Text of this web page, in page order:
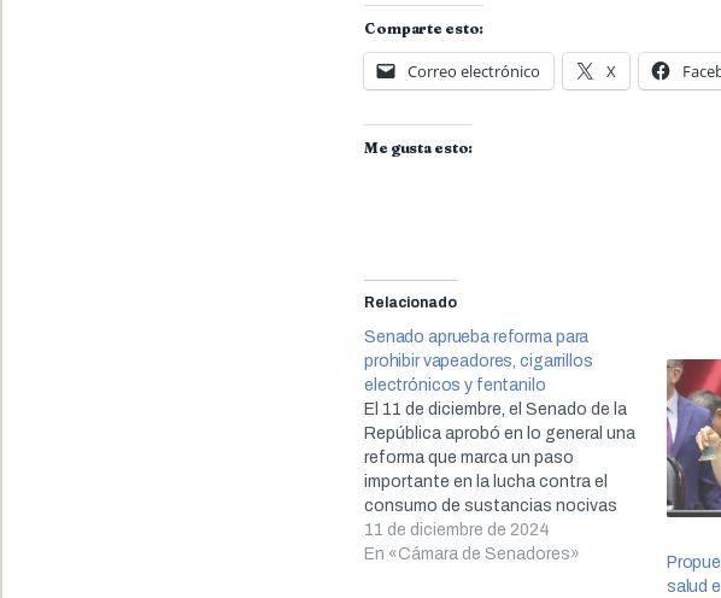
Comparte esto:
Correo electrónico X
Me gusta esto:
Relacionado
Senado aprueba reforma para
prohibir vapeadores, cigarrillos
electrónicos y fentanilo
El 11 de diciembre, el Senado de la
República aprobó en lo general una
reforma que marca un paso
importante en la lucha contra el
consumo de sustancias nocivas
para la salud. Con 110 votos a
favor, cinco en contra y dos
11 de diciembre de 2024
En «Cámara de Senadores»
salud